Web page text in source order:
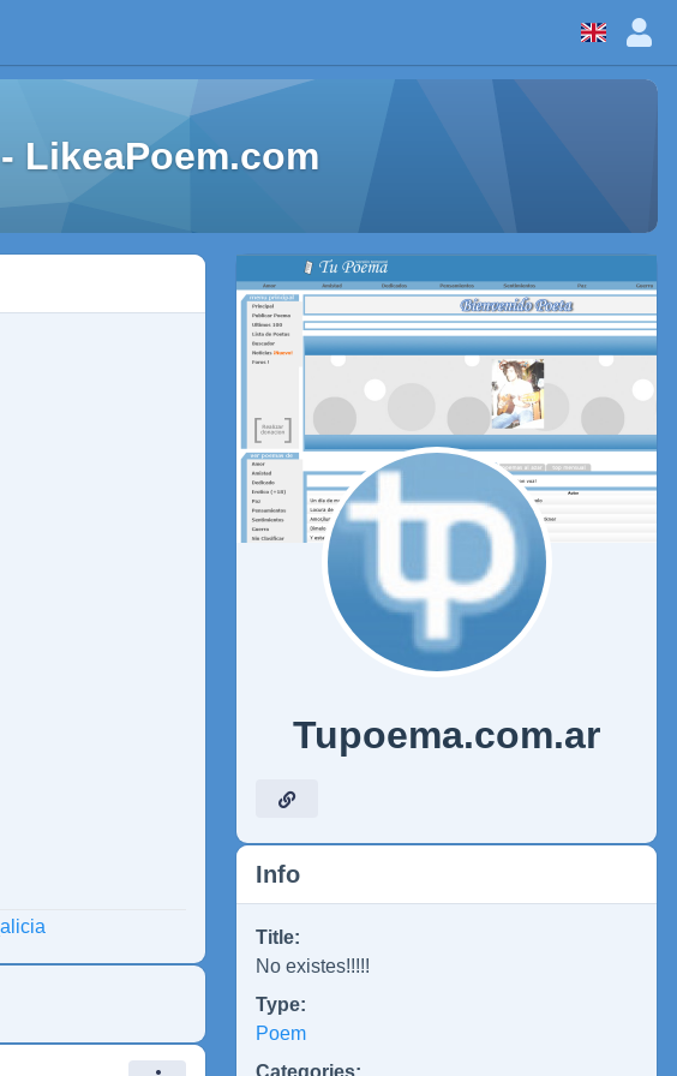
LikeaPoem.com
Tupoema.com.ar
Info
Title:
No existes!!!!!
Type:
Poem